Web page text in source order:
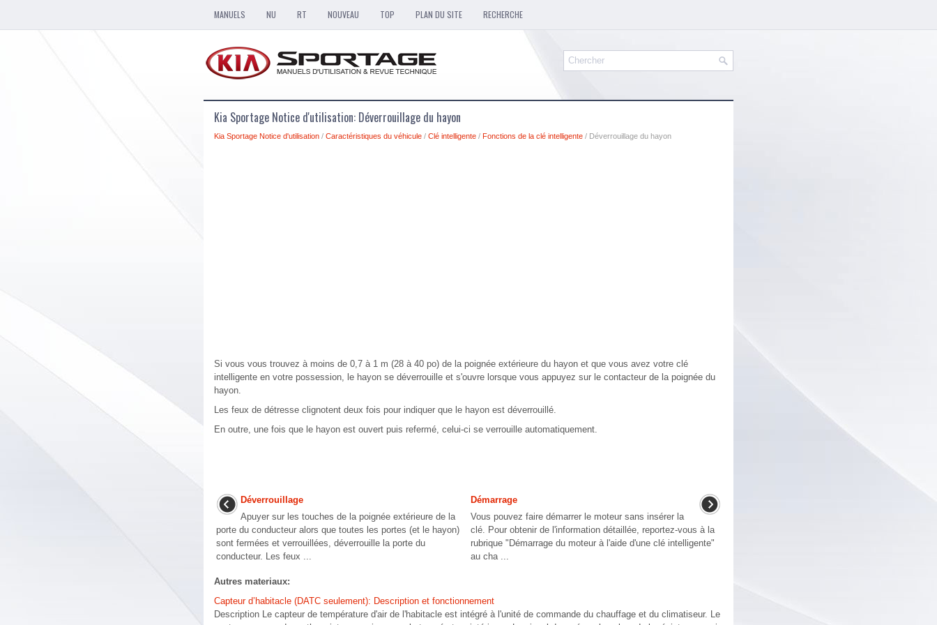
MANUELS NU RT NOUVEAU TOP PLAN DU SITE RECHERCHE
Kia Sportage Notice d'utilisation: Déverrouillage du hayon
Kia Sportage Notice d'utilisation / Caractéristiques du véhicule / Clé intelligente / Fonctions de la clé intelligente / Déverrouillage du hayon
Si vous vous trouvez à moins de 0,7 à 1 m (28 à 40 po) de la poignée extérieure du hayon et que vous avez votre clé
intelligente en votre possession, le hayon se déverrouille et s'ouvre lorsque vous appuyez sur le contacteur de la poignée du
hayon.
Les feux de détresse clignotent deux fois pour indiquer que le hayon est déverrouillé.
En outre, une fois que le hayon est ouvert puis refermé, celui-ci se verrouille automatiquement.
Déverrouillage
Apuyer sur les touches de la poignée extérieure de la
porte du conducteur alors que toutes les portes (et le hayon)
sont fermées et verrouillées, déverrouille la porte du
conducteur. Les feux ...
Démarrage
Vous pouvez faire démarrer le moteur sans insérer la
clé. Pour obtenir de l'information détaillée, reportez-vous à la
rubrique "Démarrage du moteur à l'aide d'une clé intelligente"
au cha ...
Autres materiaux:
Capteur d’habitacle (DATC seulement): Description et fonctionnement
Description Le capteur de température d'air de l'habitacle est intégré à l'unité de commande du chauffage et du climatiseur. Le